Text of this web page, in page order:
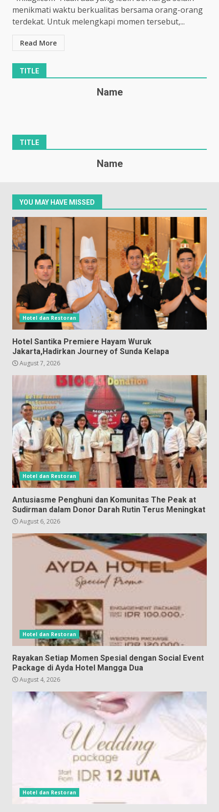
menikmati waktu berkualitas bersama orang-orang
terdekat. Untuk melengkapi momen tersebut,...
Read More
TITLE
Name
TITLE
Name
YOU MAY HAVE MISSED
Hotel dan Restoran
Hotel Santika Premiere Hayam Wuruk
Jakarta,Hadirkan Journey of Sunda Kelapa
August 7, 2026
Hotel dan Restoran
Antusiasme Penghuni dan Komunitas The Peak at
Sudirman dalam Donor Darah Rutin Terus Meningkat
August 6, 2026
Hotel dan Restoran
Rayakan Setiap Momen Spesial dengan Social Event
Package di Ayda Hotel Mangga Dua
August 4, 2026
Hotel dan Restoran